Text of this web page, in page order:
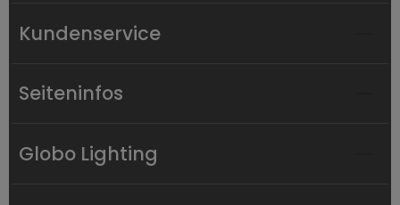
Kundenservice
Seiteninfos
Globo Lighting